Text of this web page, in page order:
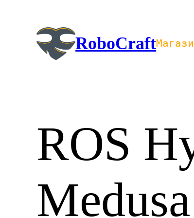
содержимому
RoboCraft
ROS
Medusa